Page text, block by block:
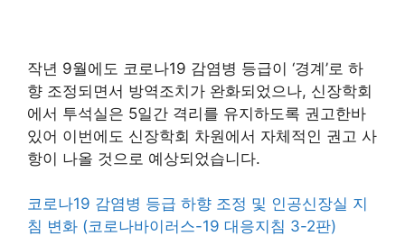
작년 9월에도 코로나19 감염병 등급이 ‘경계’로 하
향 조정되면서 방역조치가 완화되었으나, 신장학회
에서 투석실은 5일간 격리를 유지하도록 권고한바
있어 이번에도 신장학회 차원에서 자체적인 권고 사
항이 나올 것으로 예상되었습니다.
코로나19 감염병 등급 하향 조정 및 인공신장실 지
침 변화 (코로나바이러스-19 대응지침 3-2판)